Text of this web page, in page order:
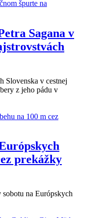
Sagana v
Slovenska v cestnej
z jeho pádu v
prekážky
na Európskych